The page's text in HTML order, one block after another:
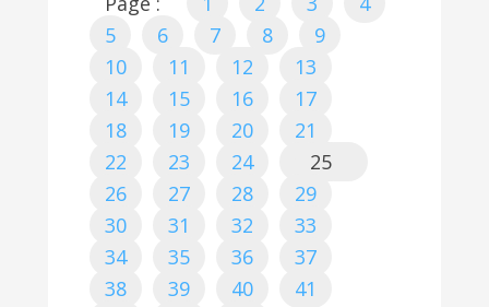
5
6 7 8
9
10
11 12
13
14
15 16
17
18
19 20
21
22
23 24
25
26
27 28
29
30
31 32
33
34
35 36
37
38
39 40
41